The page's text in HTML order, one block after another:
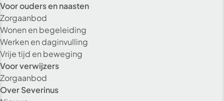
Voor ouders en naasten
Zorgaanbod
Wonen en begeleiding
Werken en daginvulling
Vrije tijd en beweging
Voor verwijzers
Zorgaanbod
Over Severinus